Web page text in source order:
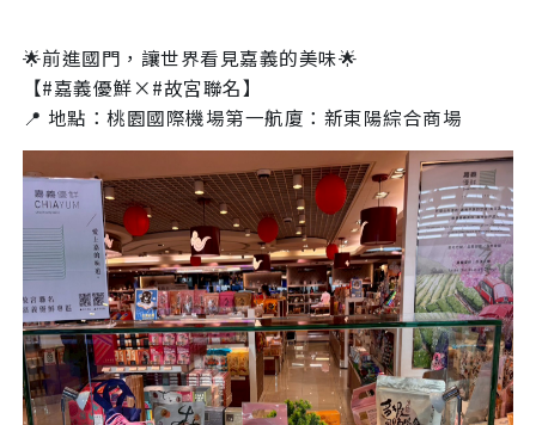
🌟前進國門，讓世界看見嘉義的美味🌟
【#嘉義優鮮×#故宮聯名】
📍 地點：桃園國際機場第一航廈：新東陽綜合商場